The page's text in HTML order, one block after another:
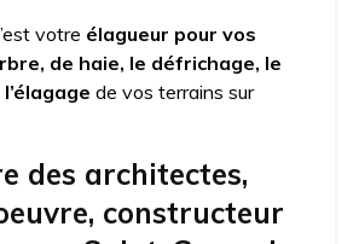
votre élagueur pour vos
de haie, le défrichage, le
de vos terrains sur
des architectes,
constructeur